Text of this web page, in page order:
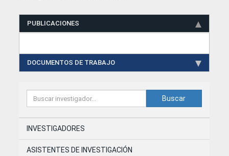
Buscar
INVESTIGADORES
ASISTENTES DE INVESTIGACIÓN
PUBLICACIONES
DOCUMENTOS DE TRABAJO